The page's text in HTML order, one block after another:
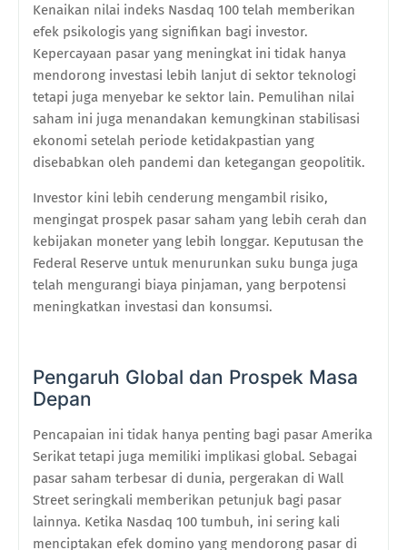
Kenaikan nilai indeks Nasdaq 100 telah memberikan
efek psikologis yang signifikan bagi investor.
Kepercayaan pasar yang meningkat ini tidak hanya
mendorong investasi lebih lanjut di sektor teknologi
tetapi juga menyebar ke sektor lain. Pemulihan nilai
saham ini juga menandakan kemungkinan stabilisasi
ekonomi setelah periode ketidakpastian yang
disebabkan oleh pandemi dan ketegangan geopolitik.
Investor kini lebih cenderung mengambil risiko,
mengingat prospek pasar saham yang lebih cerah dan
kebijakan moneter yang lebih longgar. Keputusan the
Federal Reserve untuk menurunkan suku bunga juga
telah mengurangi biaya pinjaman, yang berpotensi
meningkatkan investasi dan konsumsi.
Pengaruh Global dan Prospek Masa
Depan
Pencapaian ini tidak hanya penting bagi pasar Amerika
Serikat tetapi juga memiliki implikasi global. Sebagai
pasar saham terbesar di dunia, pergerakan di Wall
Street seringkali memberikan petunjuk bagi pasar
lainnya. Ketika Nasdaq 100 tumbuh, ini sering kali
menciptakan efek domino yang mendorong pasar di